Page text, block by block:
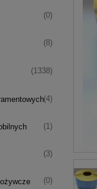
(0)
(8)
(1338)
(4)
(1)
(3)
(0)